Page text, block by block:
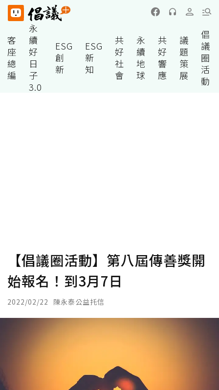
客
座
總
編
永
續
好
日
子
3.0
ESG
創
新
ESG
新
知
共
好
社
會
永
續
地
球
共
好
響
應
議
題
策
展
倡
議
圈
活
動
【倡議圈活動】第八屆傳善獎開
始報名！到3月7日
2022/02/22 陳永泰公益托信